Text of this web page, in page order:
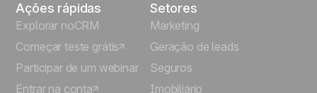
Ações rápidas
Explorar noCRM
Começar teste grátis
Participar de um webinar
Entrar na conta
Setores
Marketing
Geração de leads
Seguros
Imobiliário